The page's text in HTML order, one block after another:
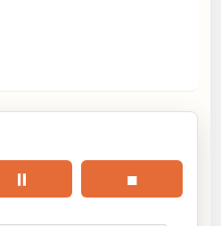
⏸ ■